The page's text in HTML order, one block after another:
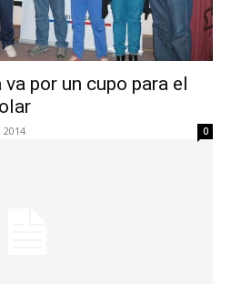
por un cupo para el
0